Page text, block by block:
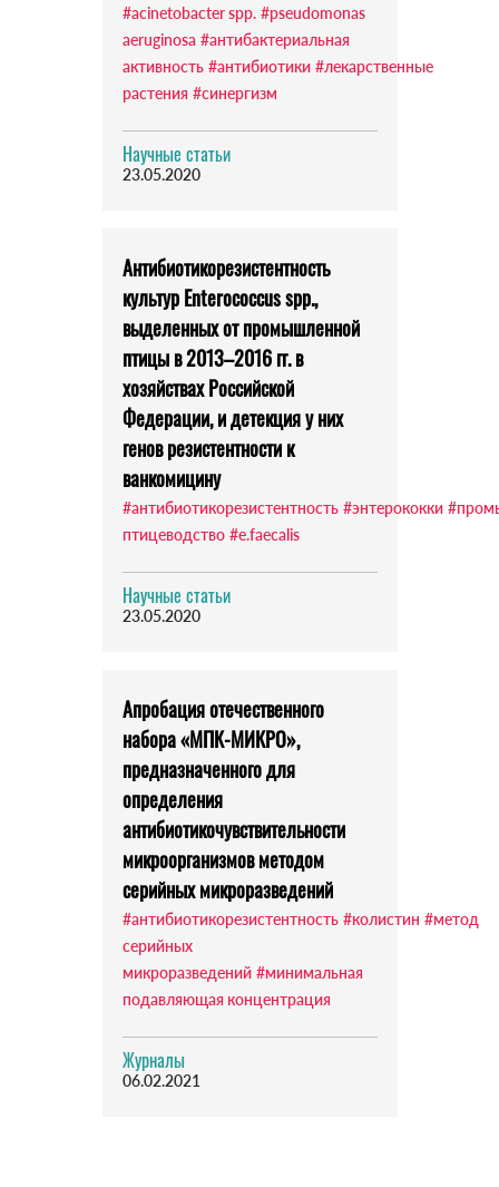
#acinetobacter spp. #pseudomonas
aeruginosa #антибактериальная
активность #антибиотики #лекарственные
растения #синергизм
Научные статьи
23.05.2020
Антибиотикорезистентность
культур Enterococcus spp.,
выделенных от промышленной
птицы в 2013–2016 гг. в
хозяйствах Российской
Федерации, и детекция у них
генов резистентности к
ванкомицину
#антибиотикорезистентность #энтерококки
птицеводство #e.faecalis
Научные статьи
23.05.2020
Апробация отечественного
набора «МПК-МИКРО»,
предназначенного для
определения
антибиотикочувствительности
микроорганизмов методом
серийных микроразведений
#антибиотикорезистентность #колистин #метод
серийных
микроразведений #минимальная
подавляющая концентрация
Журналы
06.02.2021